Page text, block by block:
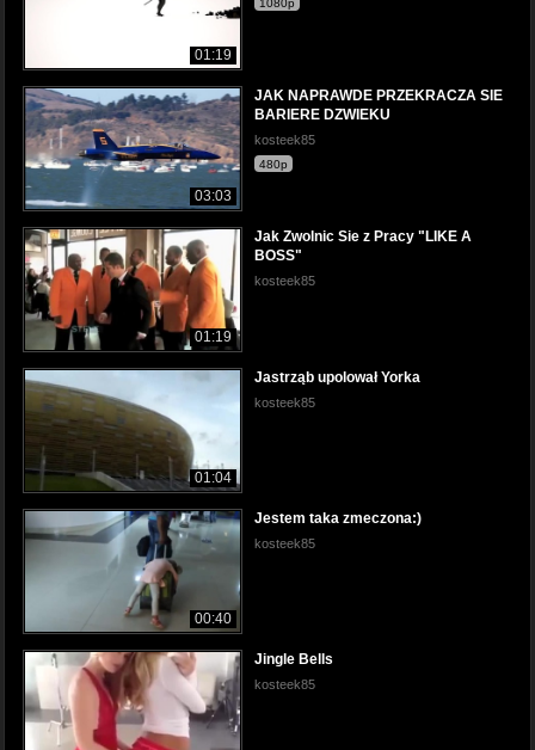
01:19
1080p
03:03
JAK NAPRAWDE PRZEKRACZA SIE
BARIERE DZWIEKU
kosteek85
480p
01:19
Jak Zwolnic Sie z Pracy "LIKE A
BOSS"
kosteek85
01:04
Jastrząb upolował Yorka
kosteek85
00:40
Jestem taka zmeczona:)
kosteek85
Jingle Bells
kosteek85